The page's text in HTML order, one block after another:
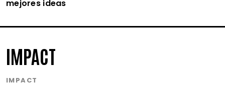
mejores ideas
IMPACT
IMPACT